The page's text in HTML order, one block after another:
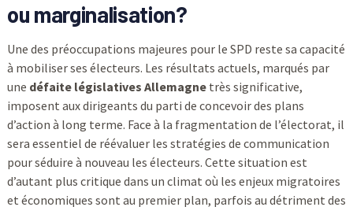
ou marginalisation?
Une des préoccupations majeures pour le SPD reste sa capacité
à mobiliser ses électeurs. Les résultats actuels, marqués par
une défaite législatives Allemagnetrès significative,
imposent aux dirigeants du parti de concevoir des plans
d’action à long terme. Face à la fragmentation de l’électorat, il
sera essentiel de réévaluer les stratégies de communication
pour séduire à nouveau les électeurs. Cette situation est
d’autant plus critique dans un climat où les enjeux migratoires
et économiques sont au premier plan, parfois au détriment des